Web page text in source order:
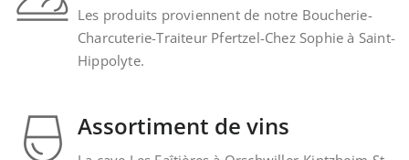
Les produits proviennent de notre Boucherie-
Charcuterie-Traiteur Pfertzel-Chez Sophie à Saint-
Hippolyte.
Assortiment de vins